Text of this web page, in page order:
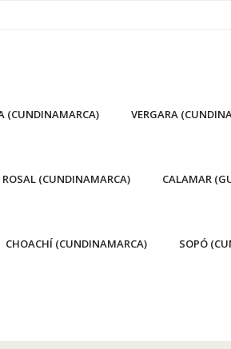
(CUNDINAMARCA) VERGARA
ROSAL (CUNDINAMARCA) CALAMAR
CHOACHÍ (CUNDINAMARCA) SOPÓ